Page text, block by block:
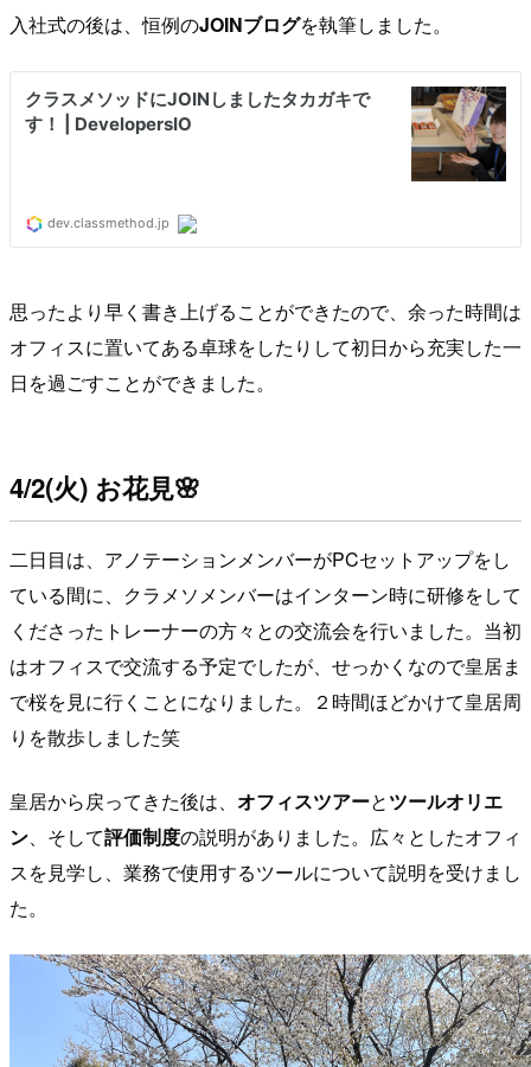
入社式の後は、恒例のJOINブログを執筆しました。
思ったより早く書き上げることができたので、余った時間は
オフィスに置いてある卓球をしたりして初日から充実した一
日を過ごすことができました。
4/2(火) お花見🌸
二日目は、アノテーションメンバーがPCセットアップをし
ている間に、クラメソメンバーはインターン時に研修をして
くださったトレーナーの方々との交流会を行いました。当初
はオフィスで交流する予定でしたが、せっかくなので皇居ま
で桜を見に行くことになりました。２時間ほどかけて皇居周
りを散歩しました笑
皇居から戻ってきた後は、 オフィスツアーとツールオリエ
ン、そして評価制度の説明がありました。広々としたオフィ
スを見学し、業務で使用するツールについて説明を受けまし
た。